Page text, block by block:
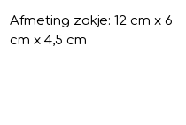
Afmeting zakje: 12 cm x 6
cm x 4,5 cm